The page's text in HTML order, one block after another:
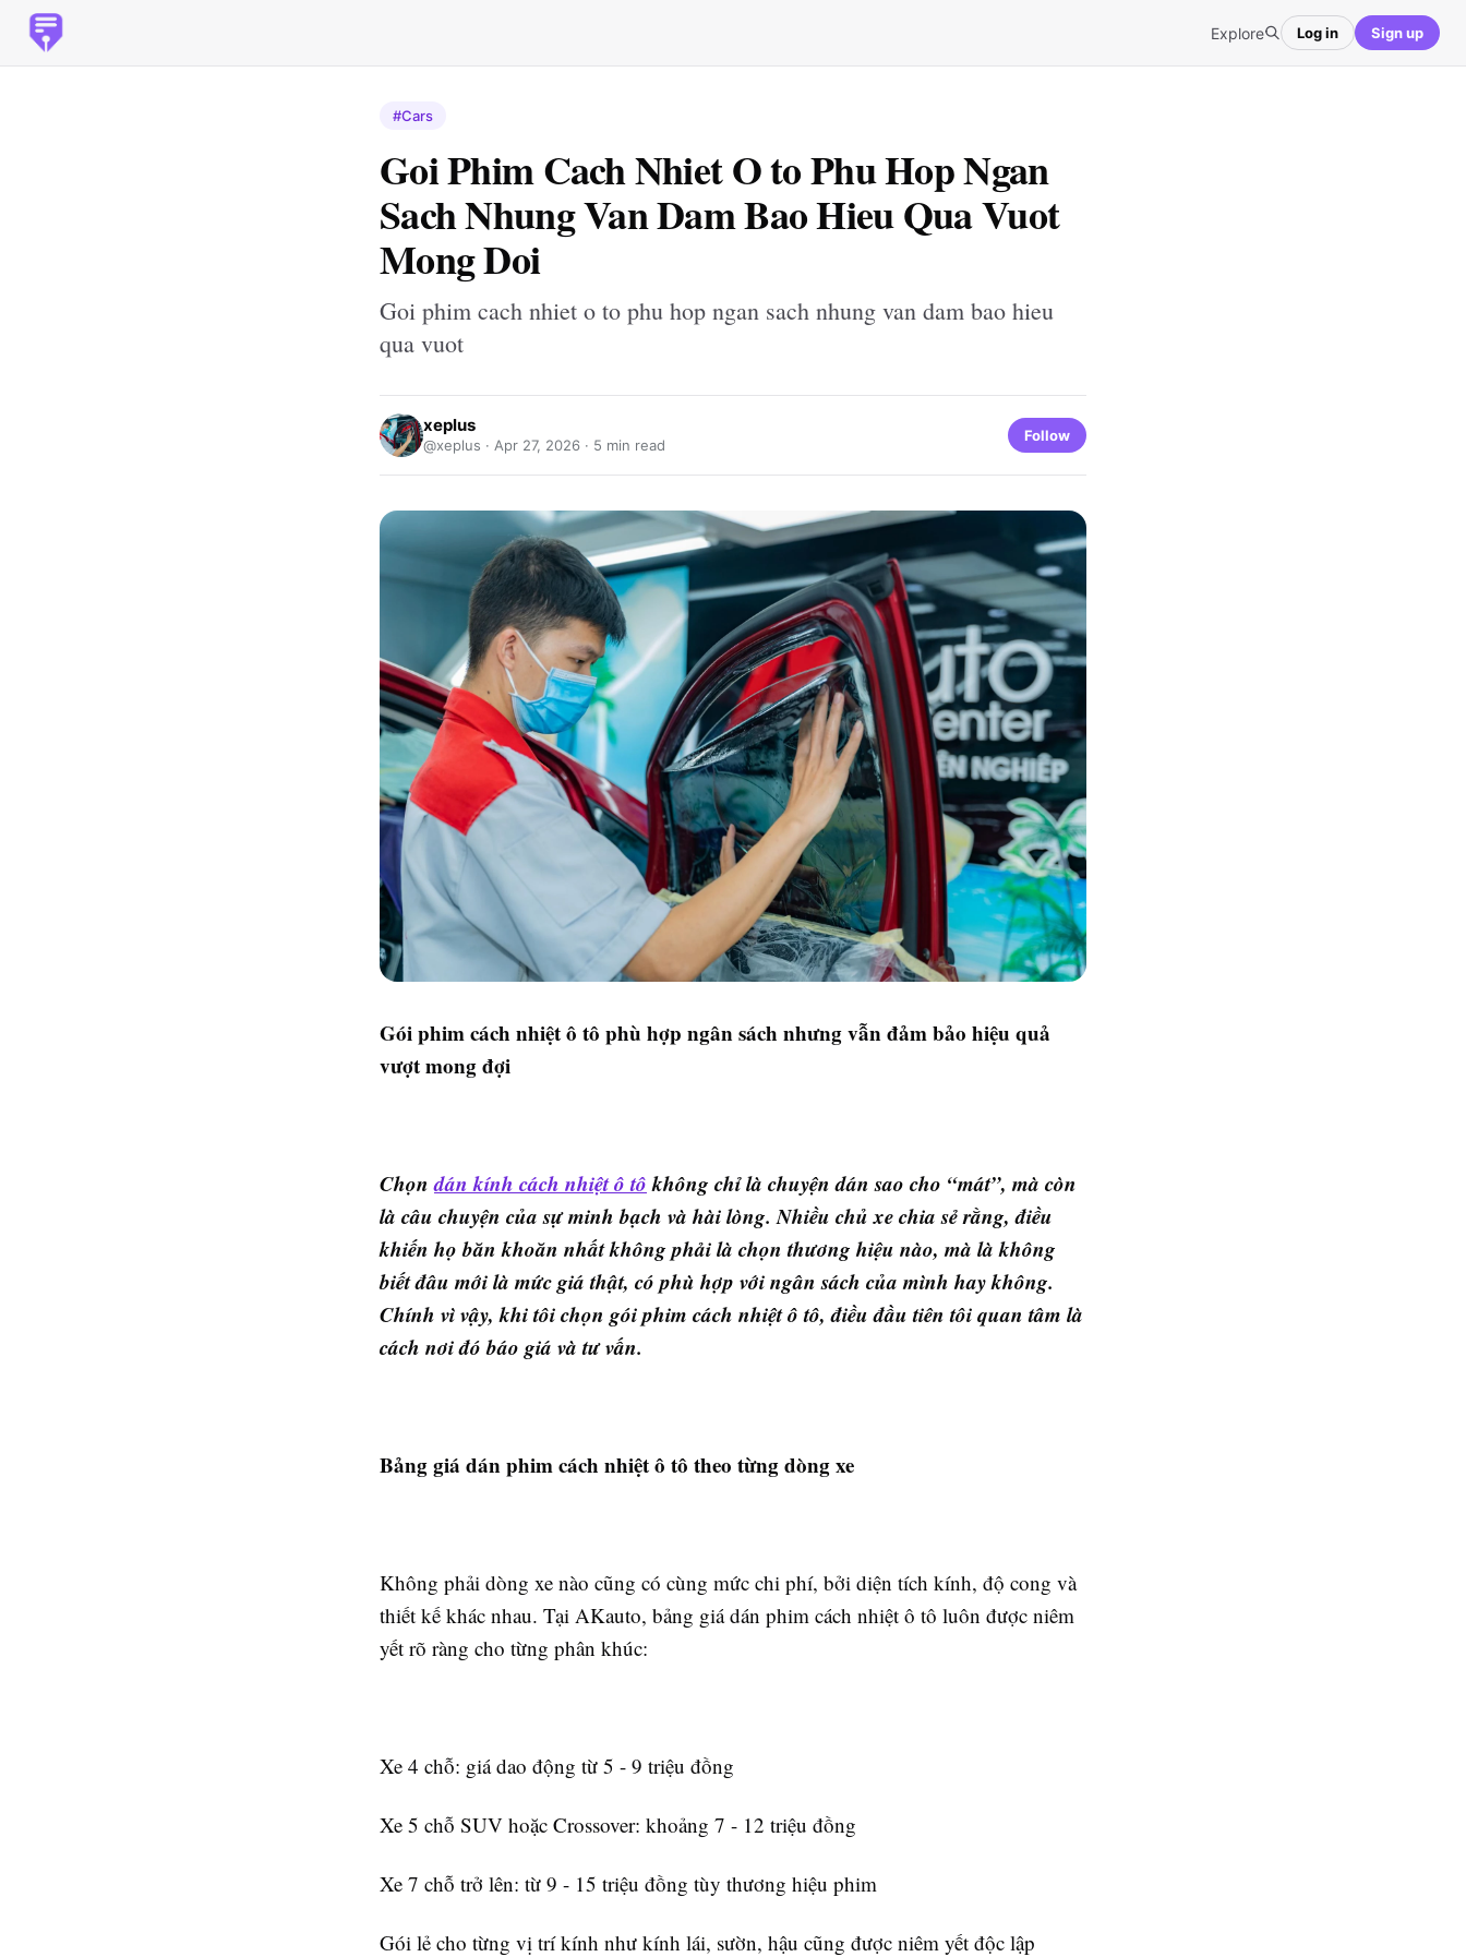
Explore Log in Sign up
#Cars
Goi Phim Cach Nhiet O to Phu Hop Ngan
Sach Nhung Van Dam Bao Hieu Qua Vuot
Mong Doi
Goi phim cach nhiet o to phu hop ngan sach nhung van dam bao hieu
qua vuot
xeplus
@xeplus · Apr 27, 2026 · 5 min read
Follow
Gói phim cách nhiệt ô tô phù hợp ngân sách nhưng vẫn đảm bảo hiệu quả
vượt mong đợi
Chọndán kính cách nhiệt ô tôkhông chỉ là chuyện dán sao cho “mát”, mà còn
là câu chuyện của sự minh bạch và hài lòng. Nhiều chủ xe chia sẻ rằng, điều
khiến họ băn khoăn nhất không phải là chọn thương hiệu nào, mà là không
biết đâu mới là mức giá thật, có phù hợp với ngân sách của mình hay không.
Chính vì vậy, khi tôi chọn gói phim cách nhiệt ô tô, điều đầu tiên tôi quan tâm là
cách nơi đó báo giá và tư vấn.
Bảng giá dán phim cách nhiệt ô tô theo từng dòng xe
Không phải dòng xe nào cũng có cùng mức chi phí, bởi diện tích kính, độ cong và
thiết kế khác nhau. Tại AKauto, bảng giá dán phim cách nhiệt ô tô luôn được niêm
yết rõ ràng cho từng phân khúc:
Xe 4 chỗ: giá dao động từ 5 - 9 triệu đồng
Xe 5 chỗ SUV hoặc Crossover: khoảng 7 - 12 triệu đồng
Xe 7 chỗ trở lên: từ 9 - 15 triệu đồng tùy thương hiệu phim
Gói lẻ cho từng vị trí kính như kính lái, sườn, hậu cũng được niêm yết độc lập